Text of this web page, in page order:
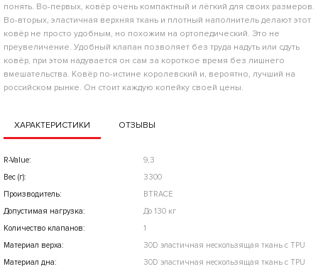
понять. Во-первых, ковёр очень компактный и лёгкий для своих размеров.
Во-вторых, эластичная верхняя ткань и плотный наполнитель делают этот
ковёр не просто удобным, но похожим на ортопедический. Это не
преувеличение. Удобный клапан позволяет без труда надуть или сдуть
ковёр, при этом надувается он сам за короткое время без лишнего
вмешательства. Ковёр по-истине королевский и, вероятно, лучший на
российском рынке. Он стоит каждую копейку своей цены.
ХАРАКТЕРИСТИКИ ОТЗЫВЫ
R-Value:
9,3
Вес (г):
3300
Производитель:
BTRACE
Допустимая нагрузка:
До 130 кг
Количество клапанов:
1
Материал верха:
30D эластичная нескользящая ткань с TPU
Материал дна:
30D эластичная нескользящая ткань с TPU